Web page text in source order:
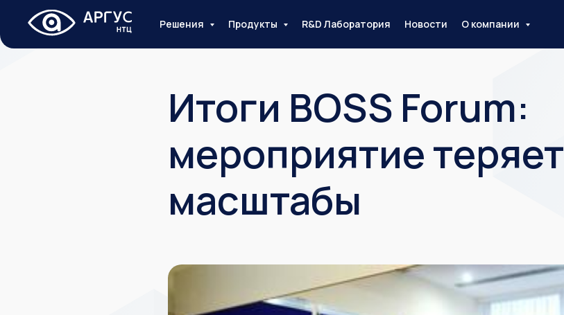
Решения Продукты R&D Лаборатория Новости О компании
Итоги BOSS Forum:
мероприятие теряет
масштабы